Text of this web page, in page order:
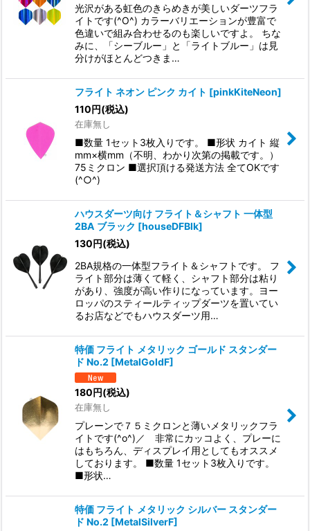
光沢がある虹色のきらめきが美しいダーツフラ
イトです(^O^) カラーバリエーションが豊富で
色違いで組み合わせるのも楽しいですよ。 ちな
みに、「シーブルー」と「ライトブルー」は見
分けがほとんどつきま…
フライト ネオン ピンク カイト [pinkKiteNeon]
110円(税込)
在庫無し
■数量 1セット3枚入りです。 ■形状 カイト 縦
mm×横mm（不明、わかり次第の掲載です。）
75ミクロン ■選択頂ける発送方法 全てOKです
(^○^)
ハウスダーツ向け フライト＆シャフト 一体型
2BA ブラック [houseDFBlk]
130円(税込)
2BA規格の一体型フライト＆シャフトです。 フ
ライト部分は薄くて軽く、シャフト部分は粘り
があり、強度が高い作りになっています。ヨー
ロッパのスティールティップダーツを置いてい
るお店などでもハウスダーツ用…
特価 フライト メタリック ゴールド スタンダー
ド No.2 [MetalGoldF]
180円(税込)
在庫無し
プレーンで７５ミクロンと薄いメタリックフラ
イトです(^o^)／ 非常にカッコよく、プレーに
はもちろん、ディスプレイ用としてもオススメ
しております。 ■数量 1セット3枚入りです。
■形状…
特価 フライト メタリック シルバー スタンダー
ド No.2 [MetalSilverF]